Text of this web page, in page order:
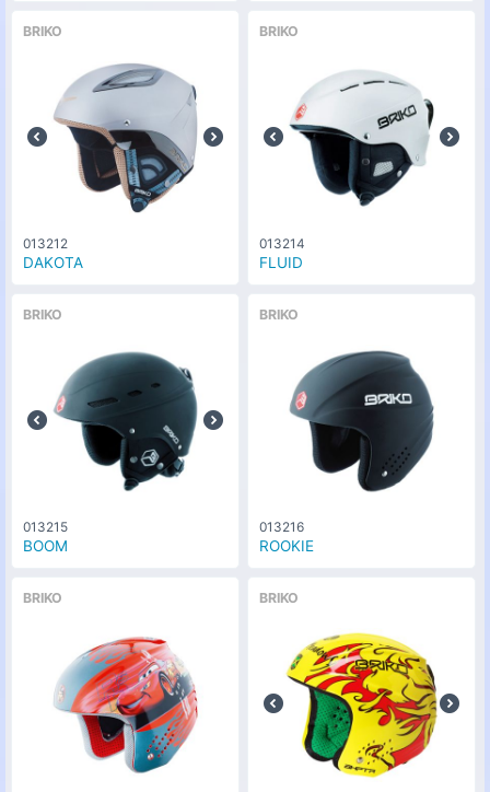
BRIKO
013212
DAKOTA
BRIKO
013214
FLUID
BRIKO
013215
BOOM
BRIKO
013216
ROOKIE
BRIKO BRIKO